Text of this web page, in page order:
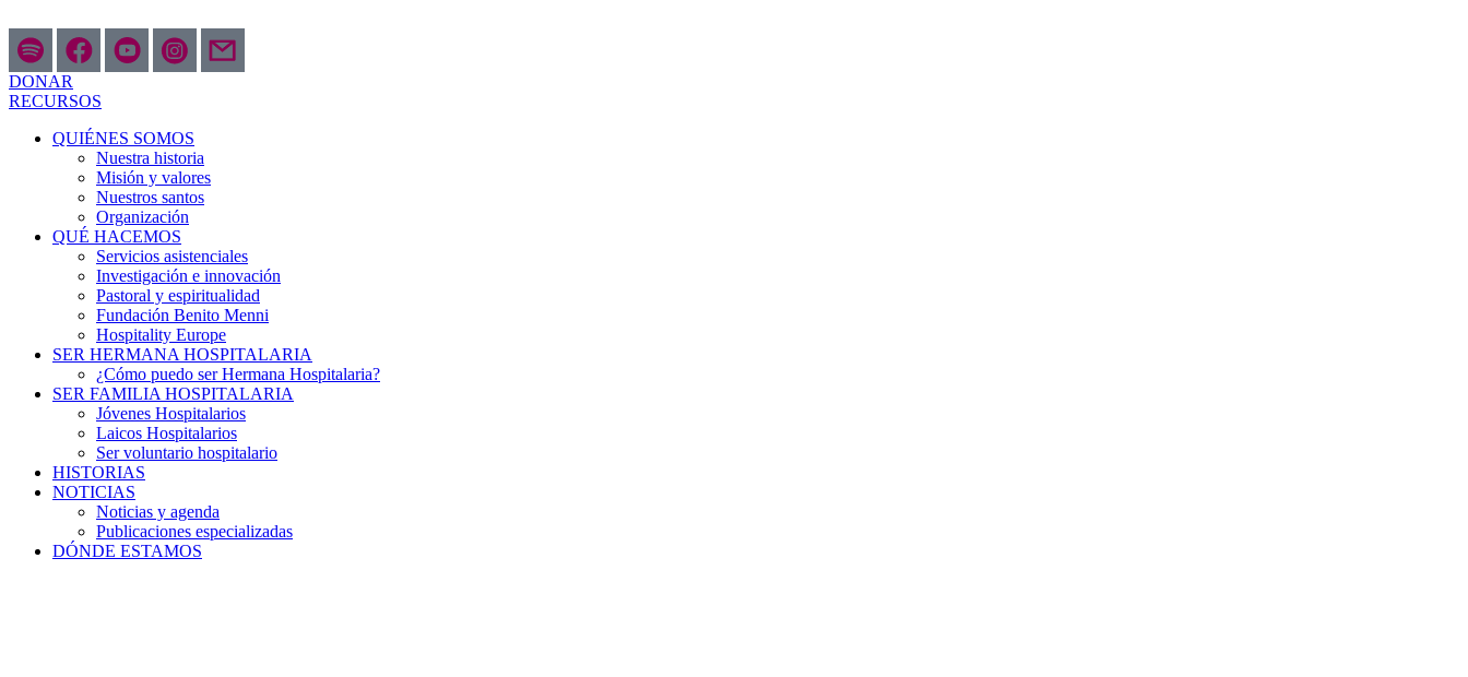
contenido
DONAR
RECURSOS
QUIÉNES SOMOS
Nuestra historia
Misión y valores
Nuestros santos
Organización
QUÉ HACEMOS
Servicios asistenciales
Investigación e innovación
Pastoral y espiritualidad
Fundación Benito Menni
Hospitality Europe
SER HERMANA HOSPITALARIA
¿Cómo puedo ser Hermana Hospitalaria?
SER FAMILIA HOSPITALARIA
Jóvenes Hospitalarios
Laicos Hospitalarios
Ser voluntario hospitalario
HISTORIAS
NOTICIAS
Noticias y agenda
Publicaciones especializadas
DÓNDE ESTAMOS